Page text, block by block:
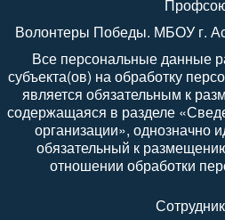
Волонтеры Победы. МБОУ г.
Все персональные данные
субъекта(ов) на обработку
является обязательным к
содержащаяся в разделе
организации», однозначно
обязательный к
отношении обработки